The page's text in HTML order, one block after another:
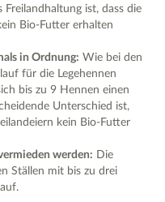
ist, dass die
Bio-Futter erhalten
in Ordnung: Wie bei den
für die Legehennen
bis zu 9 Hennen einen
Unterschied ist,
kein Bio-Futter
werden: Die
Ställen mit bis zu drei